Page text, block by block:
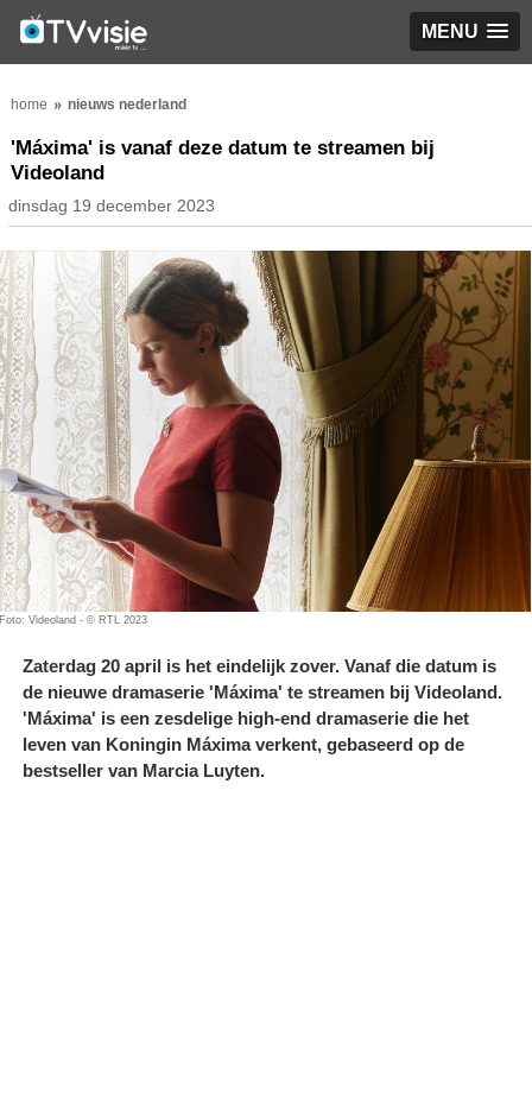
MENU
home nieuws nederland
'Máxima' is vanaf deze datum te streamen bij
Videoland
dinsdag 19 december 2023
Foto: Videoland - © RTL 2023
Zaterdag 20 april is het eindelijk zover. Vanaf die datum is
de nieuwe dramaserie 'Máxima' te streamen bij Videoland.
'Máxima' is een zesdelige high-end dramaserie die het
leven van Koningin Máxima verkent, gebaseerd op de
bestseller van Marcia Luyten.